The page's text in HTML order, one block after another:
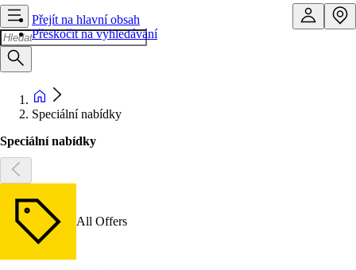
Přejít na hlavní obsah
Přeskočit na vyhledávání
Speciální nabídky
Speciální nabídky
All Offers